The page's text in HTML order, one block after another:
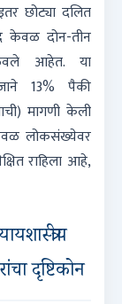
छोट्या दलित
केवळ दोन-तीन
आहेत. या
13% पैकी
मागणी केली
लोकसंख्येवर
राहिला आहे,
दृष्टिकोन